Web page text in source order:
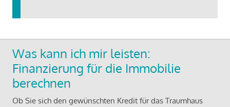
Was kann ich mir leisten:
Finanzierung für die Immobilie
berechnen
Ob Sie sich den gewünschten Kredit für das Traumhaus